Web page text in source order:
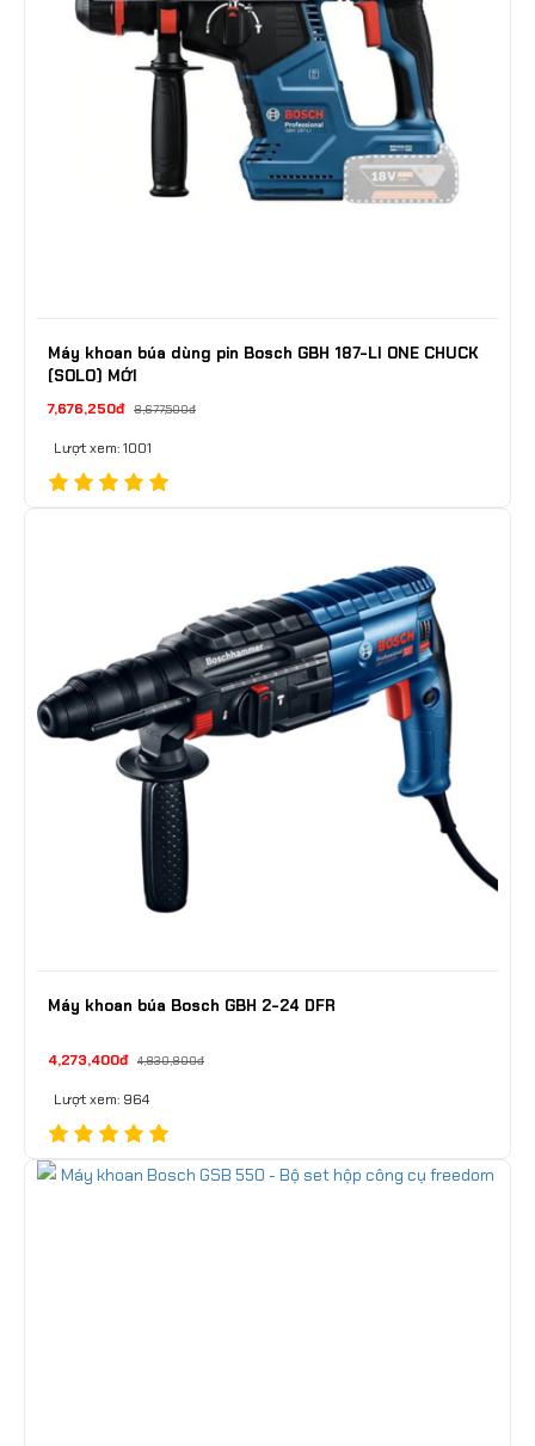
Máy khoan búa dùng pin Bosch GBH 187-LI ONE CHUCK
(SOLO) MỚI
7,676,250đ 8,677,500đ
Lượt xem: 1001
Máy khoan búa Bosch GBH 2-24 DFR
4,273,400đ 4,830,800đ
Lượt xem: 964